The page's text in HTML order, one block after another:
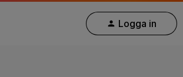
Logga in